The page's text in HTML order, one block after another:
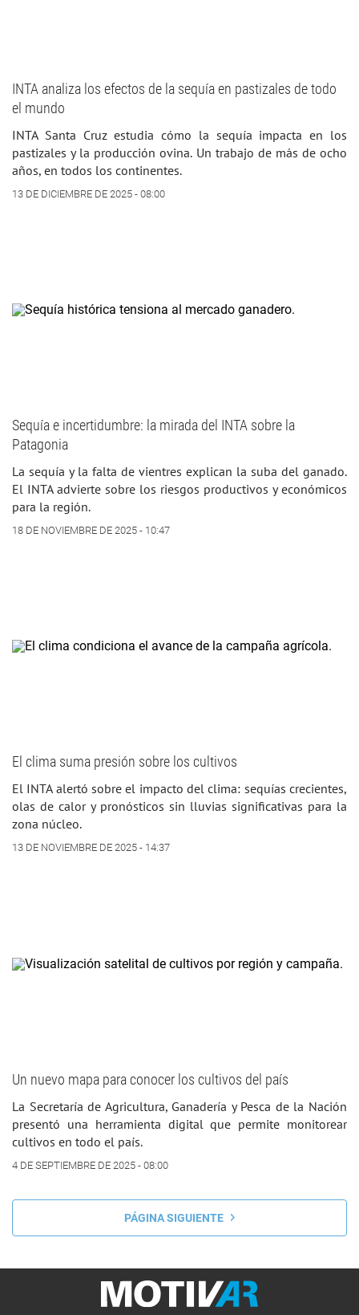
INTA analiza los efectos de la sequía en pastizales de todo
el mundo
INTA Santa Cruz estudia cómo la sequía impacta en los
pastizales y la producción ovina. Un trabajo de más de ocho
años, en todos los continentes.
13 DE DICIEMBRE DE 2025 - 08:00
Sequía e incertidumbre: la mirada del INTA sobre la
Patagonia
La sequía y la falta de vientres explican la suba del ganado.
El INTA advierte sobre los riesgos productivos y económicos
para la región.
18 DE NOVIEMBRE DE 2025 - 10:47
El clima suma presión sobre los cultivos
El INTA alertó sobre el impacto del clima: sequías crecientes,
olas de calor y pronósticos sin lluvias significativas para la
zona núcleo.
13 DE NOVIEMBRE DE 2025 - 14:37
Un nuevo mapa para conocer los cultivos del país
La Secretaría de Agricultura, Ganadería y Pesca de la Nación
presentó una herramienta digital que permite monitorear
cultivos en todo el país.
4 DE SEPTIEMBRE DE 2025 - 08:00
PÁGINA SIGUIENTE